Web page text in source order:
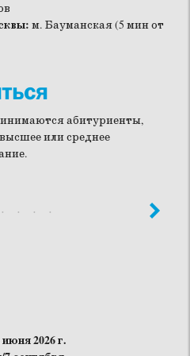
м. Бауманская (5 мин от
абитуриенты,
или среднее
июня 2026 г.